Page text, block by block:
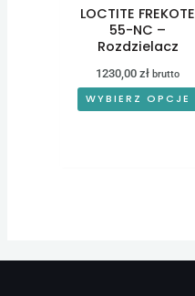
LOCTITE FREKOTE
55-NC –
Rozdzielacz
1230,00zł brutto
WYBIERZ OPCJE